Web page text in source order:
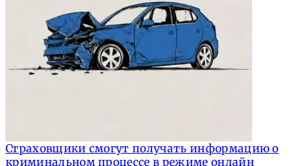
Страховщики смогут получать информацию о
криминальном процессе в режиме онлайн